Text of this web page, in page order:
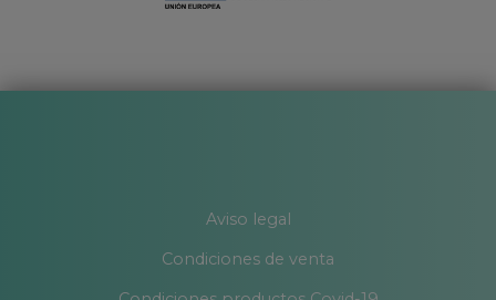
Aviso legal
Condiciones de venta